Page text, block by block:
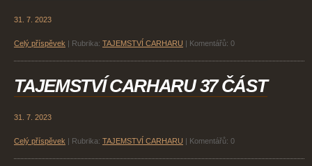
31. 7. 2023
Celý příspěvek Rubrika: TAJEMSTVÍ CARHARU Komentářů: 0
TAJEMSTVÍ CARHARU 37 ČÁST
31. 7. 2023
Celý příspěvek Rubrika: TAJEMSTVÍ CARHARU Komentářů: 0